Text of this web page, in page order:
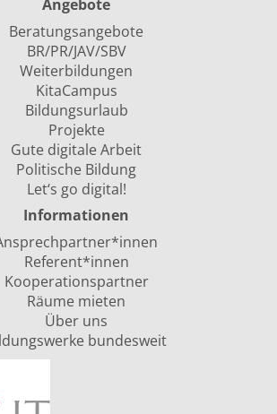
Angebote
Beratungsangebote
BR/PR/JAV/SBV
Weiterbildungen
KitaCampus
Bildungsurlaub
Projekte
Gute digitale Arbeit
Politische Bildung
Let‘s go digital!
Informationen
Referent*innen
Kooperationspartner
Räume mieten
Über uns
bundesweit